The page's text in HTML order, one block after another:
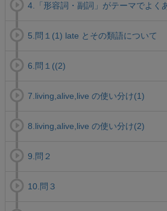
4.「形容詞・副詞」がテーマでよく
5.問１(1) late とその類語について
6.問１((2)
7.living,alive,live の使い分け(1)
8.living,alive,live の使い分け(2)
9.問２
10.問３